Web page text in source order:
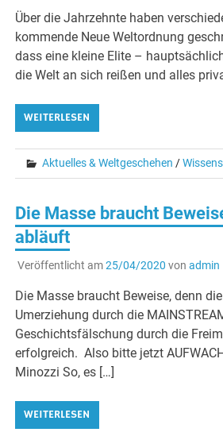
Über die Jahrzehnte haben
kommende Neue Weltordnung
dass eine kleine Elite –
die Welt an sich reißen und alles
WEITERLESEN
Aktuelles & Weltgeschehen /
Die Masse braucht
abläuft
Veröffentlicht am25/04/2020 von admin
Die Masse braucht Beweise, denn
Umerziehung durch die
Geschichtsfälschung durch die
erfolgreich. Also bitte jetzt
Minozzi So, es […]
WEITERLESEN